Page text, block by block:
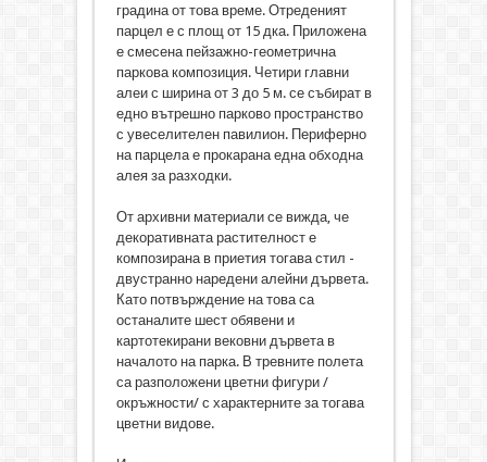
градина от това време. Отреденият
парцел е с площ от 15 дка. Приложена
е смесена пейзажно-геометрична
паркова композиция. Четири главни
алеи с ширина от 3 до 5 м. се събират в
едно вътрешно парково пространство
с увеселителен павилион. Периферно
на парцела е прокарана една обходна
алея за разходки.
От архивни материали се вижда, че
декоративната растителност е
композирана в приетия тогава стил -
двустранно наредени алейни дървета.
Като потвърждение на това са
останалите шест обявени и
картотекирани вековни дървета в
началото на парка. В тревните полета
са разположени цветни фигури /
окръжности/ с характерните за тогава
цветни видове.